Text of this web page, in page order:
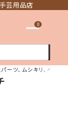
芸用品店
0
ーツ、ムシキリ、ペンチ